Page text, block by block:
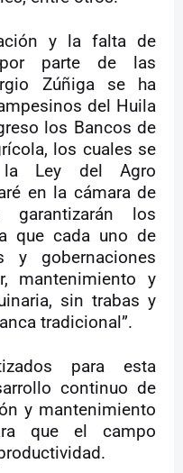
y la falta de
parte de las
Zúñiga se ha
del Huila
los Bancos de
los cuales se
la Ley del Agro
en la cámara de
garantizarán los
que cada uno de
y gobernaciones
mantenimiento y
sin trabas y
tradicional”.
para esta
continuo de
y mantenimiento
que el campo